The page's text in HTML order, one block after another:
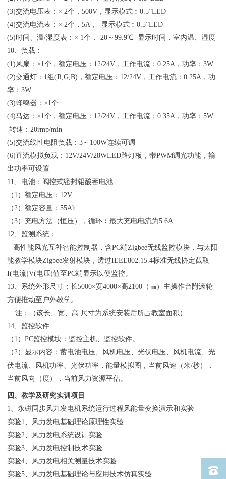
(3)交流电压表：× 2个，500V，显示模式︰0.5”LED
(4)交流电流表：× 2个，5A， 显示模式︰0.5”LED
(5)时间、温/湿度表：× 1个，-20～99.9℃ 显示时间，室内温、湿度
10、负载：
(1)风扇：×1个，额定电压：12/24V，工作电流：0.25A，功率：3W
(2)交通灯：1组(R,G,B)，额定电压：12/24V，工作电流：0.25A，功
率：3W
(3)蜂鸣器：×1个
(4)马达：×1个，额定电压：12/24V，工作电流：0.35A，功率：5W
转速：20rmp/min
(5)交流线性电阻负载：3～100W连续可调
(6)直流模拟负载：12V/24V/28WLED路灯板，带PWM调光功能，输
出功率可设置
11、电池：阀控式密封铅酸蓄电池
（1）额定电压：12V
（2）额定容量：55Ah
（3）充电方法（恒压），循环︰最大充电电流为5.6A
12、监测系统：
高性能风光互补智能控制器，含PC端Zigbee无线监控模块，与太阳
能教学模块Zigbee发射模块，透过IEEE802.15.4标准无线协定截取
I(电流)V(电压)值至PC端显示以便监控。
13、系统外形尺寸；长5000×宽4000×高2100（㎜）主操作台附滚轮
方便推动至户外教学。
注：（该长、宽、高 尺寸为系统安装后所占教室面积）
14、监控软件
（1）PC监控模块：监控主机、监控软件。
（2）显示内容：蓄电池电压、风机电压、光伏电压、风机电流、光
伏电流、风机功率、光伏功率，能量模拟图，当前风速（米/秒），
当前风向（度），当前风力资源平估。
四、教学及研究实训项目
1、永磁同步风力发电机系统运行过程风能量变换演示和实验
实验1、风力发电基础理论原理性实验
实验2、风力发电系统设计实验
实验3、风力发电控制技术实验
实验4、风力发电相关测量技术实验
实验5、风力发电基础理论与应用技术仿真实验
电话